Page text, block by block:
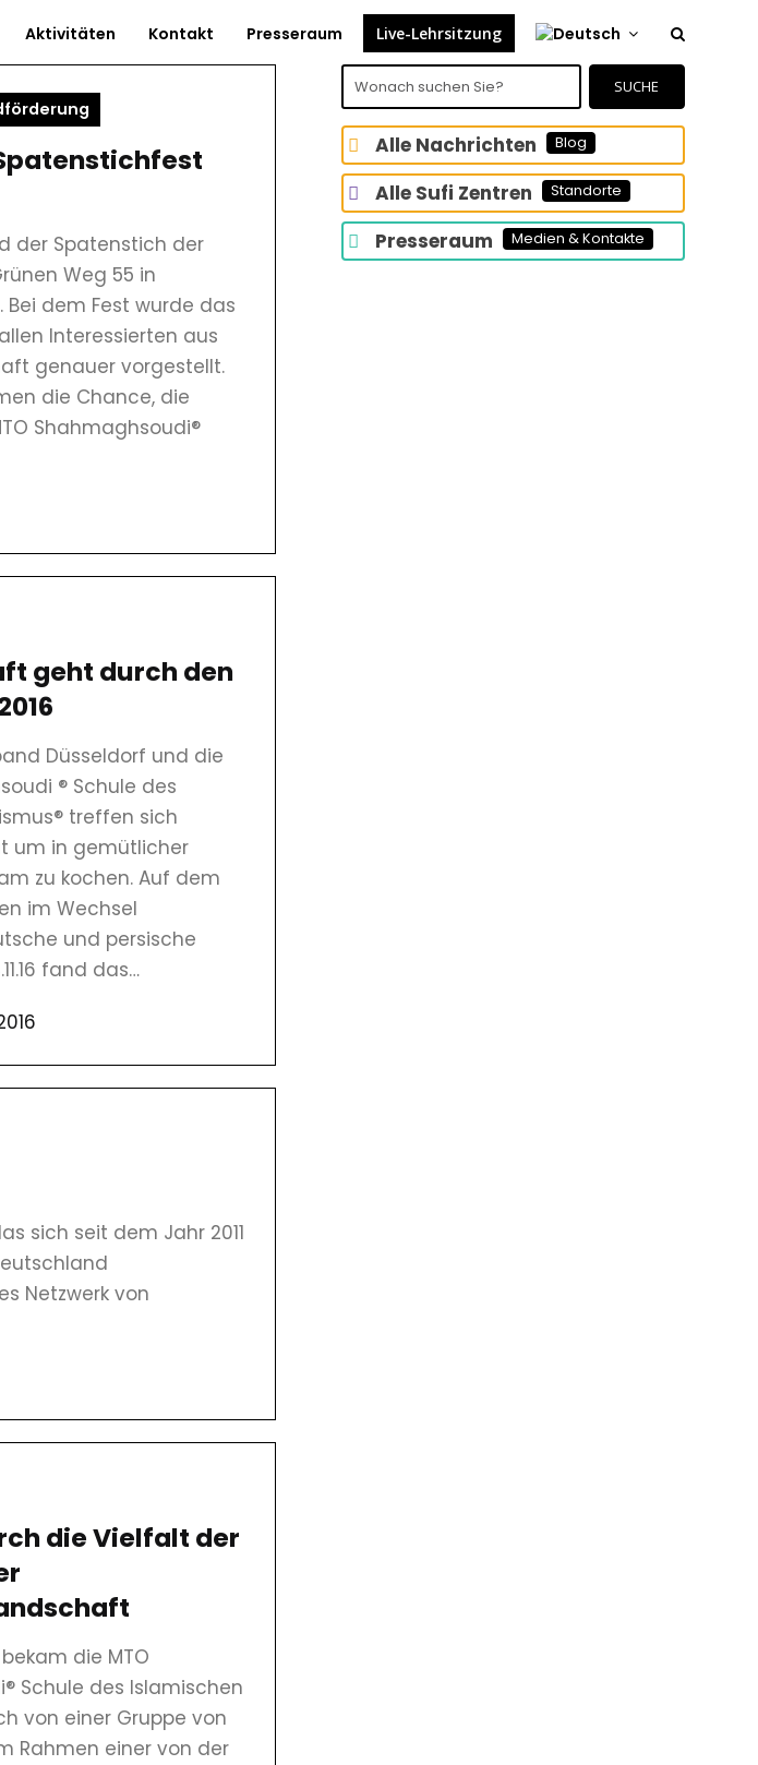
Aktivitäten Kontakt Presseraum Live-Lehrsitzung
der Spatenstich der
Weg 55 in
dem Fest wurde das
Interessierten aus
genauer vorgestellt.
die Chance, die
Shahmaghsoudi®
geht durch den
Düsseldorf und die
® Schule des
treffen sich
um in gemütlicher
zu kochen. Auf dem
im Wechsel
und persische
fand das…
sich seit dem Jahr 2011
Netzwerk von
die Vielfalt der
bekam die MTO
Schule des Islamischen
von einer Gruppe von
Rahmen einer von der
Wonach
suchen
Sie?
SUCHE
Alle Nachrichten Blog
Alle Sufi Zentren Standorte
Presseraum Medien & Kontakte